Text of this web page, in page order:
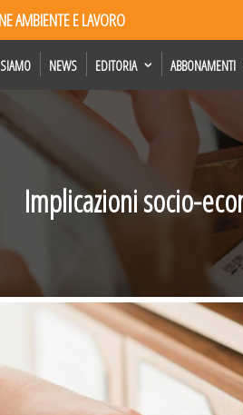
AMBIENTE E LAVORO
NEWS EDITORIA ABBONAMENTI
Implicazioni socio-